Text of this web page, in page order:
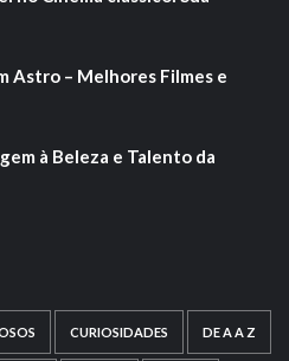
Astro – Melhores Filmes e
à Beleza e Talento da
CURIOSIDADES DE A A Z